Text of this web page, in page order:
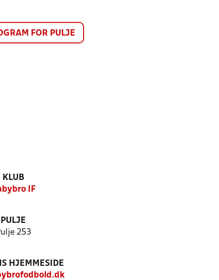
FOR PULJE
KLUB
IF
PULJE
253
HJEMMESIDE